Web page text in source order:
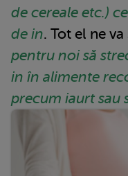
de cereale etc.)
de in. Tot el ne
pentru noi să
in în alimente
precum iaurt sau